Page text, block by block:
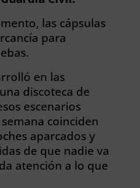
las cápsulas
para
en las
discoteca de
escenarios
coinciden
aparcados y
de que nadie va
atención a lo que